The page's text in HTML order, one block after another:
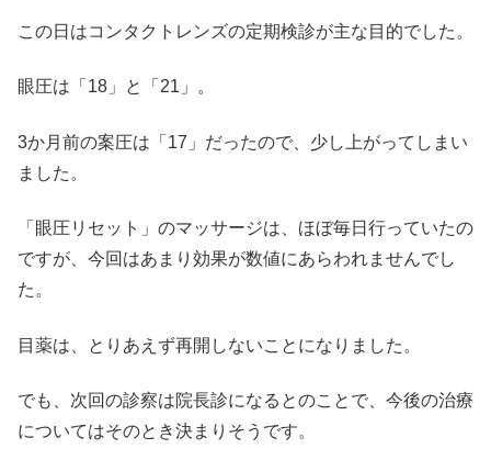
この日はコンタクトレンズの定期検診が主な目的でした。
眼圧は「18」と「21」。
3か月前の案圧は「17」だったので、少し上がってしまい
ました。
「眼圧リセット」のマッサージは、ほぼ毎日行っていたの
ですが、今回はあまり効果が数値にあらわれませんでし
た。
目薬は、とりあえず再開しないことになりました。
でも、次回の診察は院長診になるとのことで、今後の治療
についてはそのとき決まりそうです。